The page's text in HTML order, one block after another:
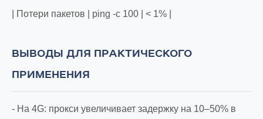
| Потери пакетов | ping -c 100 | < 1% |
ВЫВОДЫ ДЛЯ ПРАКТИЧЕСКОГО
ПРИМЕНЕНИЯ
- На 4G: прокси увеличивает задержку на 10–50% в